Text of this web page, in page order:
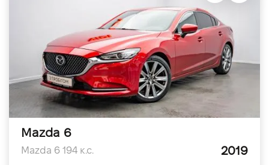
Mazda 6
Mazda 6 194 к.с. 2019